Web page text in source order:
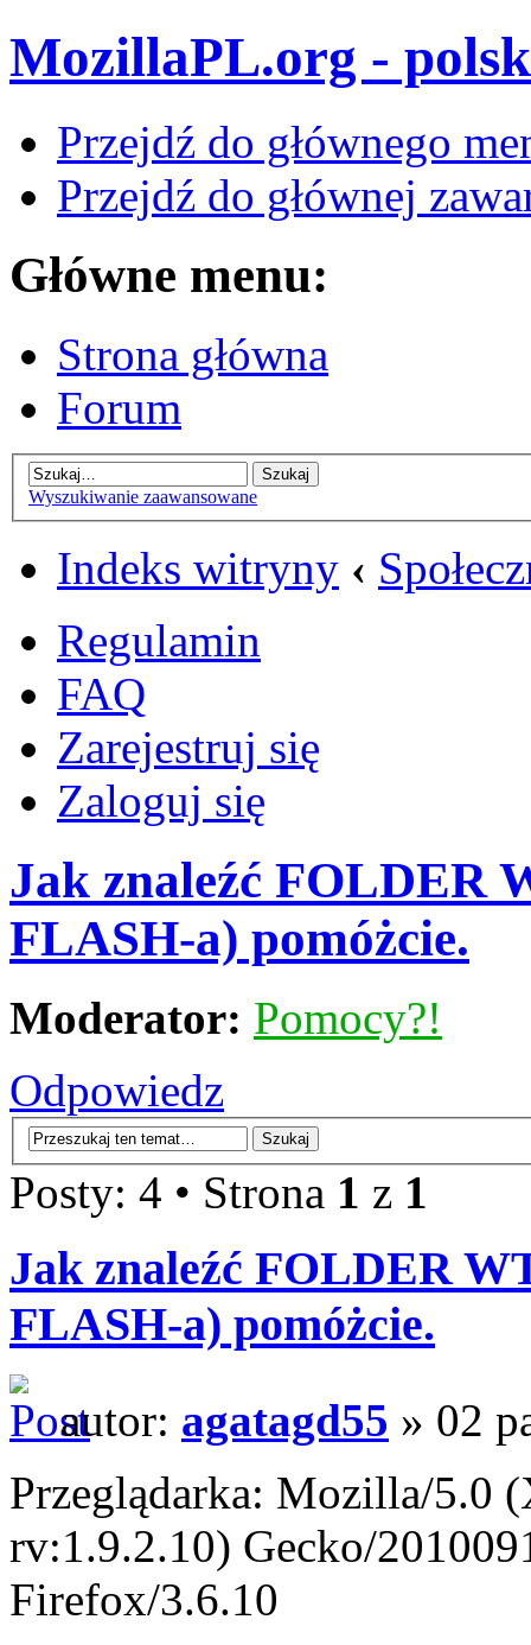
MozillaPL.org -
Przejdź do głównego
Przejdź do głównej
Główne menu:
Strona główna
Forum
Wyszukiwanie zaawansowane
Indeks witryny ‹
Regulamin
FAQ
Zarejestruj się
Zaloguj się
Jak znaleźć FOLDER
FLASH-a) pomóżcie.
Moderator: Pomocy?!
Odpowiedz
Posty: 4 • Strona 1 z 1
Jak znaleźć FOLDER
FLASH-a) pomóżcie.
autor: agatagd55 » 02
Przeglądarka: Mozilla/5.0
rv:1.9.2.10) Gecko/
Firefox/3.6.10